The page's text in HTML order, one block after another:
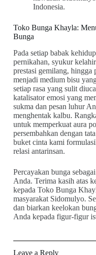
Indonesia.
Toko Bunga Khayla:
Bunga
Pada setiap babak
pernikahan, syukur
prestasi gemilang, hingga
menjadi medium bisu
setiap rasa yang sulit
katalisator emosi yang
sukma dan pesan luhur
menghentak kalbu.
untuk memperkuat aura
persembahkan dengan
buket cinta kami
relasi antarinsan.
Percayakan bunga
Anda. Terima kasih atas
kepada Toko Bunga
masyarakat Sidomulyo.
dan biarkan keelokan
Anda kepada figur-figur
Leave a Reply